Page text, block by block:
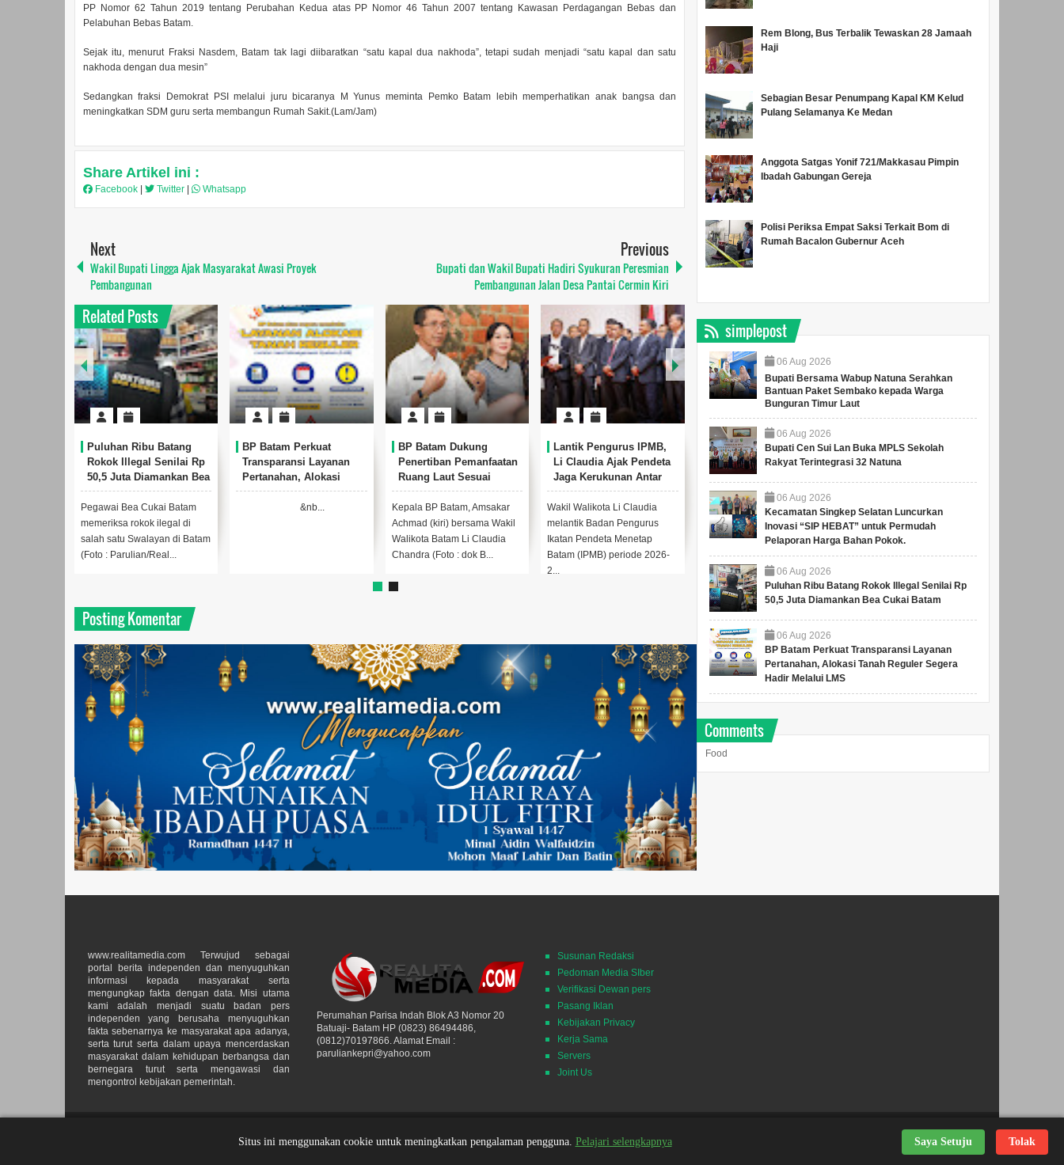
PP Nomor 62 Tahun 2019 tentang Perubahan Kedua atas PP Nomor 46 Tahun 2007 tentang Kawasan Perdagangan Bebas dan
Pelabuhan Bebas Batam.
Sejak itu, menurut Fraksi Nasdem, Batam tak lagi diibaratkan “satu kapal dua nakhoda”, tetapi sudah menjadi “satu kapal dan satu
nakhoda dengan dua mesin”
Sedangkan fraksi Demokrat PSI melalui juru bicaranya M Yunus meminta Pemko Batam lebih memperhatikan anak bangsa dan
meningkatkan SDM guru serta membangun Rumah Sakit.(Lam/Jam)
Share Artikel ini :
Facebook Twitter Whatsapp
Next
Wakil Bupati Lingga Ajak Masyarakat Awasi Proyek
Pembangunan
Previous
Bupati dan Wakil Bupati Hadiri Syukuran Peresmian
Pembangunan Jalan Desa Pantai Cermin Kiri
Related Posts
Puluhan Ribu Batang
Rokok Illegal Senilai Rp
50,5 Juta Diamankan Bea
Cukai Batam
Pegawai Bea Cukai Batam
memeriksa rokok ilegal di
salah satu Swalayan di Batam
(Foto : Parulian/Real...
BP Batam Perkuat
Transparansi Layanan
Pertanahan, Alokasi
Tanah Reguler Segera
Hadir Melalui LMS
&nb...
BP Batam Dukung
Penertiban Pemanfaatan
Ruang Laut Sesuai
Ketentuan Peraturan
Perundang-Undangan
Kepala BP Batam, Amsakar
Achmad (kiri) bersama Wakil
Walikota Batam Li Claudia
Chandra (Foto : dok B...
Lantik Pengurus IPMB,
Li Claudia Ajak Pendeta
Jaga Kerukunan Antar
Umat Beragama
Wakil Walikota Li Claudia
melantik Badan Pengurus
Ikatan Pendeta Menetap
Batam (IPMB) periode 2026-
2...
Amsakar Dorong
Percepatan Program
Prioritas, Minta ASN
Batam Lebih Responsif
Layani Masyarakat
Walikota Amsakar memimpin
Apel Gabungan Pegawai
Pemko Batam di Dataran
Engku Putri, Batamcentre,
Sen...
Sekolah Terintegrasi
Merah Putih,
Kepala BP Batam, Amsakar
Achmad, bersama Wakil
Kepala BP Batam, Li Claudia
Chandra dan murid-mu...
Posting Komentar
Rem Blong, Bus Terbalik Tewaskan 28 Jamaah
Haji
Sebagian Besar Penumpang Kapal KM Kelud
Pulang Selamanya Ke Medan
Anggota Satgas Yonif 721/Makkasau Pimpin
Ibadah Gabungan Gereja
Polisi Periksa Empat Saksi Terkait Bom di
Rumah Bacalon Gubernur Aceh
simplepost
06 Aug 2026
Bupati Bersama Wabup Natuna Serahkan
Bantuan Paket Sembako kepada Warga
Bunguran Timur Laut
06 Aug 2026
Bupati Cen Sui Lan Buka MPLS Sekolah
Rakyat Terintegrasi 32 Natuna
06 Aug 2026
Kecamatan Singkep Selatan Luncurkan
Inovasi “SIP HEBAT” untuk Permudah
Pelaporan Harga Bahan Pokok.
06 Aug 2026
Puluhan Ribu Batang Rokok Illegal Senilai Rp
50,5 Juta Diamankan Bea Cukai Batam
06 Aug 2026
BP Batam Perkuat Transparansi Layanan
Pertanahan, Alokasi Tanah Reguler Segera
Hadir Melalui LMS
Comments
Food
www.realitamedia.com Terwujud sebagai
portal berita independen dan menyuguhkan
informasi kepada masyarakat serta
mengungkap fakta dengan data. Misi utama
kami adalah menjadi suatu badan pers
independen yang berusaha menyuguhkan
fakta sebenarnya ke masyarakat apa adanya,
serta turut serta dalam upaya mencerdaskan
masyarakat dalam kehidupan berbangsa dan
bernegara turut serta mengawasi dan
mengontrol kebijakan pemerintah.
Perumahan Parisa Indah Blok A3 Nomor 20
Batuaji- Batam HP (0823) 86494486,
(0812)70197866. Alamat Email :
paruliankepri@yahoo.com
Susunan Redaksi
Pedoman Media SIber
Verifikasi Dewan pers
Pasang Iklan
Kebijakan Privacy
Kerja Sama
Servers
Joint Us
Themes24x7 Nick Desain
Situs ini menggunakan cookie untuk meningkatkan pengalaman pengguna. Pelajari selengkapnya Saya Setuju Tolak